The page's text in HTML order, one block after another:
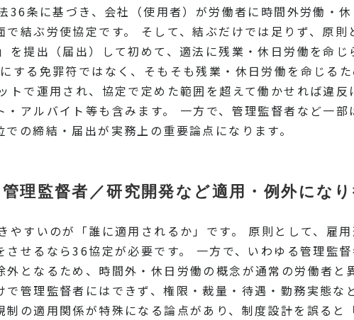
36条に基づき、会社（使用者）が労働者に時間外労働・
で結ぶ労使協定です。 そして、結ぶだけでは足りず、原
を提出（届出）して初めて、適法に残業・休日労働を命
する免罪符ではなく、そもそも残業・休日労働を命じる
トで運用され、協定で定めた範囲を超えて働かせれば違反
・アルバイト等も含みます。 一方で、管理監督者など一
の締結・届出が実務上の重要論点になります。
理監督者／研究開発など適用・例外にな
やすいのが「誰に適用されるか」です。 原則として、雇
させるなら36協定が必要です。 一方で、いわゆる管理監
外となるため、時間外・休日労働の概念が通常の労働者
で管理監督者にはできず、権限・裁量・待遇・勤務実態
制の適用関係が特殊になる論点があり、制度設計を誤ると